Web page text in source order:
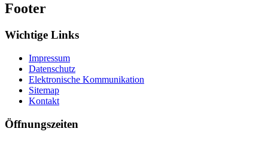
Footer
Wichtige Links
Impressum
Datenschutz
Elektronische Kommunikation
Sitemap
Kontakt
Öffnungszeiten